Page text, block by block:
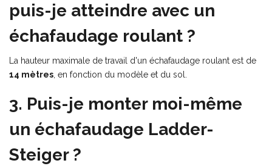
puis-je atteindre avec un
échafaudage roulant ?
La hauteur maximale de travail d'un échafaudage roulant est de
14 mètres , en fonction du modèle et du sol.
3. Puis-je monter moi-même
un échafaudage Ladder-
Steiger ?